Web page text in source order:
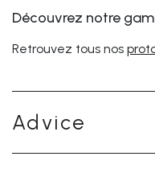
Découvrez notre
Retrouvez tous nos
Advice